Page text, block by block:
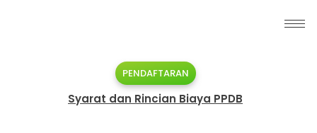
PENDAFTARAN
Syarat dan Rincian Biaya PPDB